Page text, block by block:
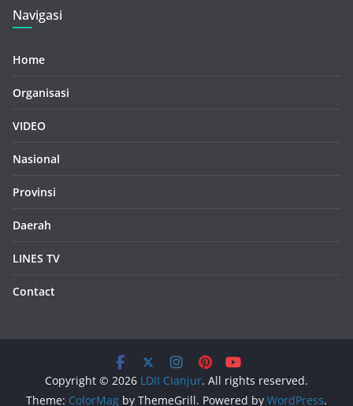
Navigasi
Home
Organisasi
VIDEO
Nasional
Provinsi
Daerah
LINES TV
Contact
Copyright © 2026 LDII Cianjur. All rights reserved.
Theme: ColorMag by ThemeGrill. Powered by WordPress.